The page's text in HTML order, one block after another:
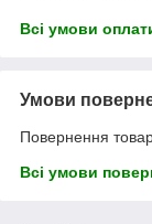
Всі умови
Умови
Повернення
Всі умови